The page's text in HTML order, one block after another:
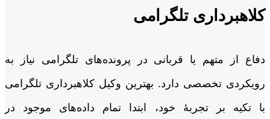
کلاهبرداری تلگرامی
دفاع از متهم یا قربانی در پرونده‌های تلگرامی نیاز به
رویکردی تخصصی دارد. بهترین وکیل کلاهبرداری تلگرامی
با تکیه بر تجربۀ خود، ابتدا تمام داده‌های موجود در